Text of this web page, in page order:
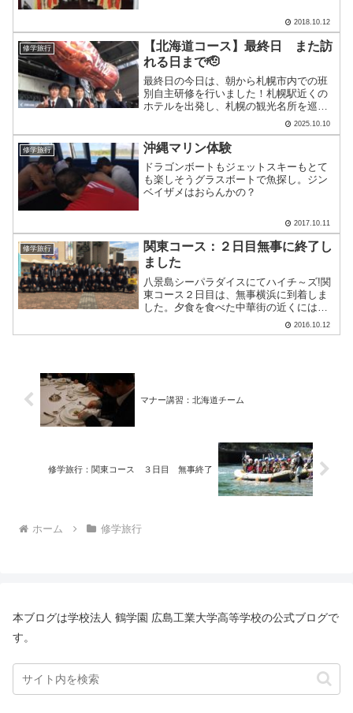
ような鉄道駅)を訪問してデパートやお土
産屋さんで買い物をしました。３日目の
〆はサイゴン川でのデ.....
2018.10.12
修学旅行
【北海道コース】最終日 また訪
れる日まで🫡
最終日の今日は、朝から札幌市内での班
別自主研修を行いました！札幌駅近くの
ホテルを出発し、札幌の観光名所を巡る
班、北海道大学を訪れる班、そして地下
鉄で少し離れた「白い恋人パーク」まで
足を伸ばす班もありました。北海道グル
メを満喫する班も多く、最.....
2025.10.10
修学旅行 沖縄マリン体験
ドラゴンボートもジェットスキーもとて
も楽しそうグラスボートで魚探し。ジン
ベイザメはおらんかの？
2017.10.11
修学旅行
関東コース：２日目無事に終了し
ました
八景島シーパラダイスにてハイチ～ズ!関
東コース２日目は、無事横浜に到着しま
した。夕食を食べた中華街の近くには横
浜スタジアムがあり、クライマックスシ
リーズ広島 VS DeNAのパブリックビュー
2016.10.12
マナー講習：北海道チーム
修学旅行：関東コース ３日目 無事終了
ホーム 修学旅行
本ブログは学校法人 鶴学園 広島工業大学高等学校の公式ブログで
す。